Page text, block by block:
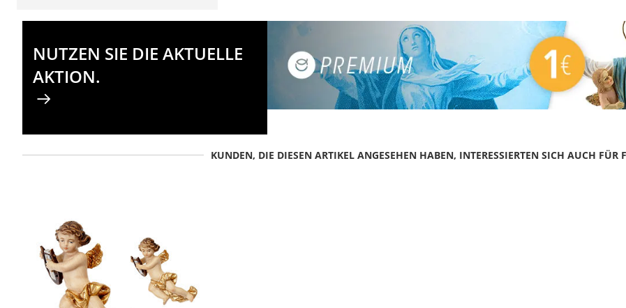
NUTZEN SIE DIE AKTUELLE
AKTION.
KUNDEN, DIE DIESEN ARTIKEL ANGESEHEN HABEN, INTERESSIERTEN SICH AUCH FÜR